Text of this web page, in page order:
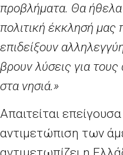
προβλήματα. Θα
πολιτική έκκλησή
επιδείξουν
βρουν λύσεις για
στα νησιά.»
Απαιτείται
αντιμετώπιση των